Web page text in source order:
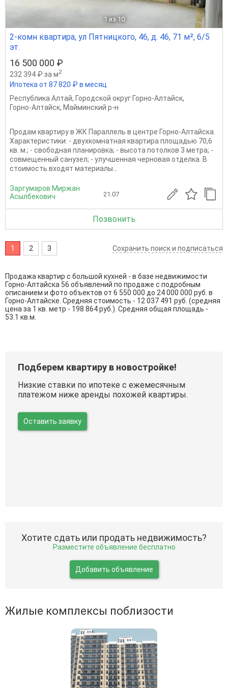
1 из 10
2-комн квартира, ул Пятницкого, 46, д. 46, 71 м², 6/5
эт.
16 500 000 ₽
232 394 ₽ за м2
Ипотека от 87 820 ₽ в месяц
Республика Алтай, Городской округ Горно-Алтайск,
Горно-Алтайск, Майминский р-н
Продам квартиру в ЖК Параллель в центре Горно-Алтайска.
Характеристики: - двухкомнатная квартира площадью 70,6
кв. м.; - свободная планировка; - высота потолков 3 метра; -
совмещенный санузел; - улучшенная черновая отделка. В
стоимость входят материалы...
Заргумаров Миржан
Асылбекович
21.07
Позвонить
1 2 3 Сохранить поиск и подписаться
Продажа квартир с большой кухней - в базе недвижимости
Горно-Алтайска 56 объявлений по продаже с подробным
описанием и фото объектов от 6 550 000 до 24 000 000 руб. в
Горно-Алтайске. Средняя стоимость - 12 037 491 руб. (средняя
цена за 1 кв. метр - 198 864 руб.). Средняя общая площадь -
53.1 кв.м.
Подберем квартиру в новостройке!
Низкие ставки по ипотеке с ежемесячным
платежом ниже аренды похожей квартиры.
Оставить заявку
Хотите сдать или продать недвижимость?
Разместите объявление бесплатно
Добавить объявление
Жилые комплексы поблизости